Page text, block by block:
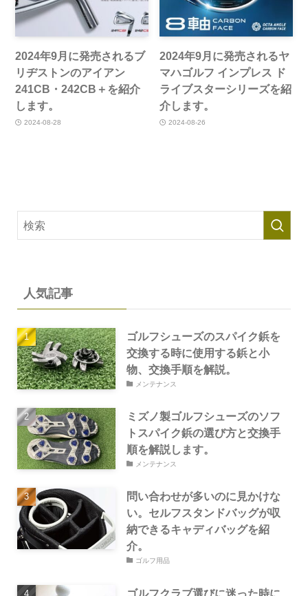
2024年9月に発売されるブ
リヂストンのアイアン
241CB・242CB＋を紹介
します。
2024-08-28
2024年9月に発売されるヤ
マハゴルフ インプレス ド
ライブスターシリーズを紹
介します。
2024-08-26
人気記事
ゴルフシューズのスパイク鋲を
交換する時に使用する鋲と小
物、交換手順を解説。
メンテナンス
ミズノ製ゴルフシューズのソフ
トスパイク鋲の選び方と交換手
順を解説します。
メンテナンス
問い合わせが多いのに見かけな
い。セルフスタンドバッグが収
納できるキャディバッグを紹
介。
ゴルフ用品
ゴルフクラブ選びに迷った時に